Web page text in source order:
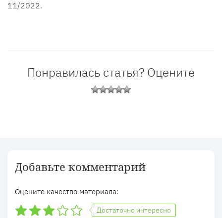
11/2022.
Понравилась статья? Оцените
Добавьте комментарий
Оцените качество материала:
Достаточно интересно